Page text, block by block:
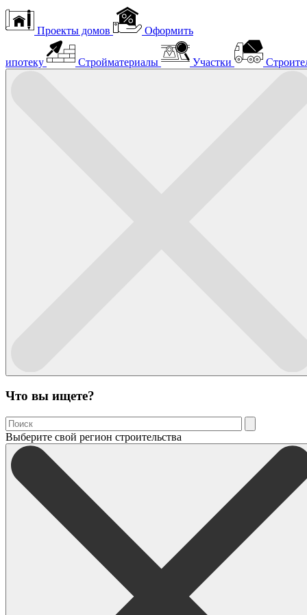
Проекты домов Оформить
ипотеку Стройматериалы Участки
Что вы ищете?
Выберите свой регион строительства